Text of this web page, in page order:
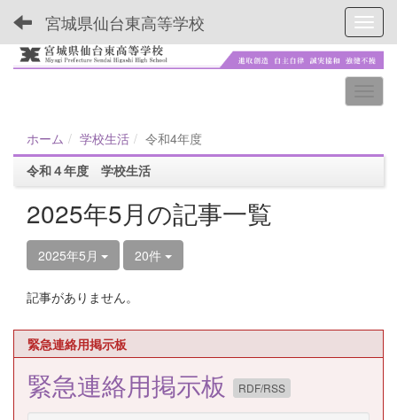
宮城県仙台東高等学校
ホーム 学校生活
令和4年度
令和４年度 学校生活
2025年5月の記事一覧
2025年5月 20件
記事がありません。
緊急連絡用掲示板
緊急連絡用掲示板 RDF/RSS